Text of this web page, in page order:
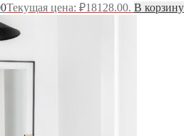
Текущая цена: ₽18128.00. В корзину